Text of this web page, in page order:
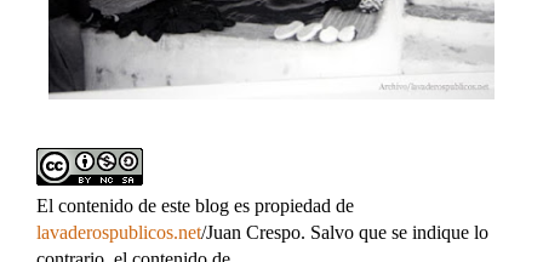
El contenido de este blog es propiedad de
lavaderospublicos.net/Juan Crespo. Salvo que se indique lo